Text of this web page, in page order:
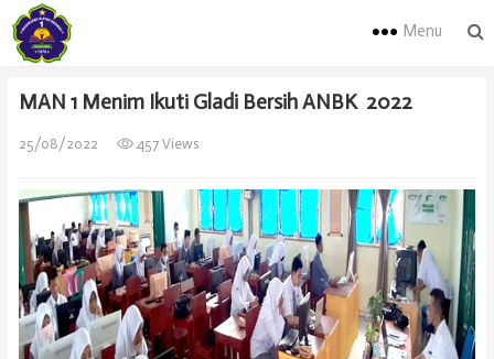
Menu
MAN 1 Menim Ikuti Gladi Bersih ANBK 2022
25/08/2022 457 Views